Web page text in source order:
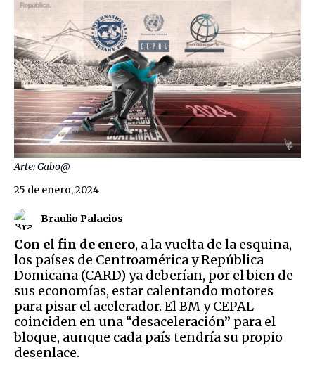
Arte: Gabo@
Braulio Palacios
25 de enero, 2024
Con el fin de enero, a la vuelta de la esquina,
los países de Centroamérica y República
Domicana (CARD) ya deberían, por el bien de
sus economías, estar calentando motores
para pisar el acelerador. El BM y CEPAL
coinciden en una “desaceleración” para el
bloque, aunque cada país tendría su propio
desenlace.